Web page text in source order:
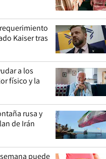
Kaiser tras
a los
físico y la
rusa y
de Irán
puede